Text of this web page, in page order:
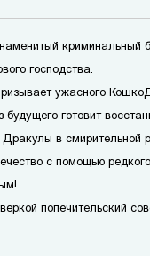
криминальный
господства.
ужасного
будущего готовит
в смирительной
с помощью
попечительский